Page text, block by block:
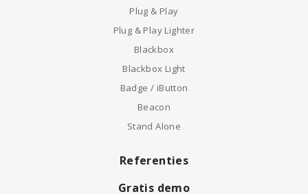
Plug & Play
Plug & Play Lighter
Blackbox
Blackbox Light
Badge / iButton
Beacon
Stand Alone
Referenties
Gratis demo